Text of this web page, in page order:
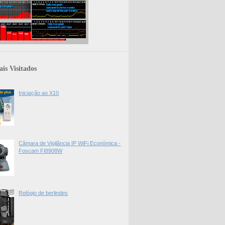
Visitados
Iniciação ao X10
Câmara de Vigilância IP WiFi Económica -
Foscam FI8908W
Relógio de berlindes